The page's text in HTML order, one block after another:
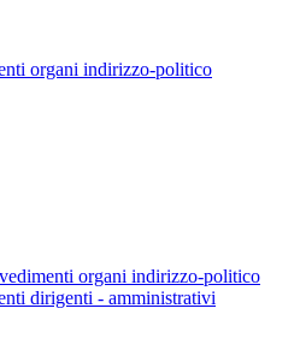
organi indirizzo-politico
organi indirizzo-politico
dirigenti - amministrativi